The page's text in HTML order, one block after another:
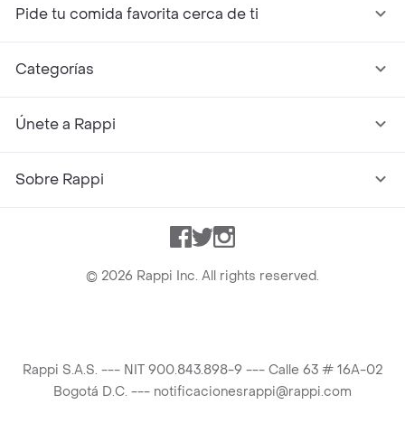
Pide tu comida favorita cerca de ti
Categorías
Únete a Rappi
Sobre Rappi
Facebook
TwitterInstagram
© 2026 Rappi Inc. All rights reserved.
Rappi S.A.S. --- NIT 900.843.898-9 --- Calle 63 # 16A-02
Bogotá D.C. --- notificacionesrappi@rappi.com